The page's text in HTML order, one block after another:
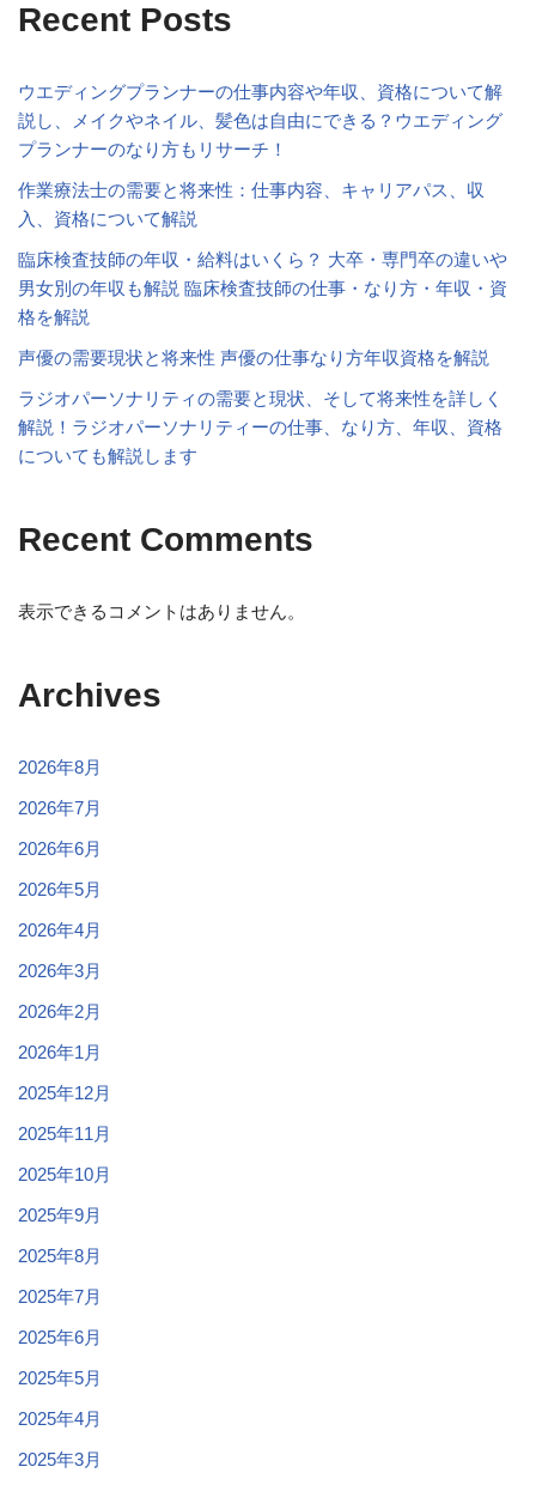
Recent Posts
ウエディングプランナーの仕事内容や年収、資格について解
説し、メイクやネイル、髪色は自由にできる？ウエディング
プランナーのなり方もリサーチ！
作業療法士の需要と将来性：仕事内容、キャリアパス、収
入、資格について解説
臨床検査技師の年収・給料はいくら？ 大卒・専門卒の違いや
男女別の年収も解説 臨床検査技師の仕事・なり方・年収・資
格を解説
声優の需要現状と将来性 声優の仕事なり方年収資格を解説
ラジオパーソナリティの需要と現状、そして将来性を詳しく
解説！ラジオパーソナリティーの仕事、なり方、年収、資格
についても解説します
Recent Comments
表示できるコメントはありません。
Archives
2026年8月
2026年7月
2026年6月
2026年5月
2026年4月
2026年3月
2026年2月
2026年1月
2025年12月
2025年11月
2025年10月
2025年9月
2025年8月
2025年7月
2025年6月
2025年5月
2025年4月
2025年3月